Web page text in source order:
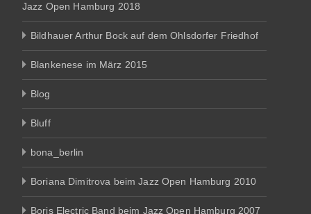
Jazz Open Hamburg 2018
Bildhauer Arthur Bock auf dem Ohlsdorfer Friedhof
Blankenese im März 2015
Blog
Bluff
bona_berlin
Boriana Dimitrova beim Jazz Open Hamburg 2010
Boris Electric Band beim Jazz Open Hamburg 2007